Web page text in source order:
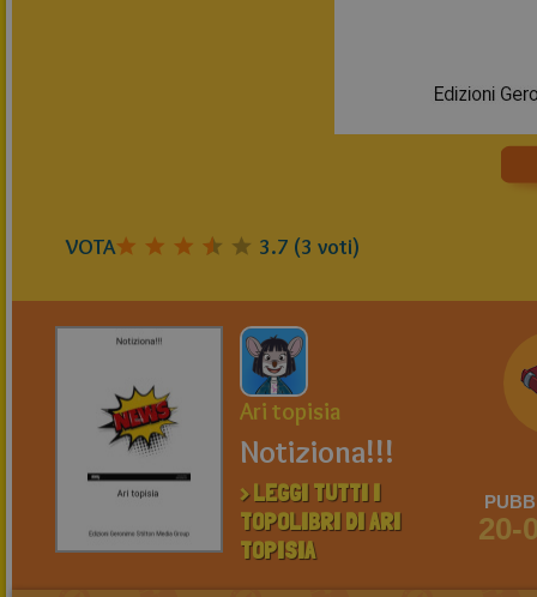
VOTA 3.7 (3 voti)
Ari topisia
Notiziona!!!
> LEGGI TUTTI I
TOPOLIBRI DI ARI
TOPISIA
20-